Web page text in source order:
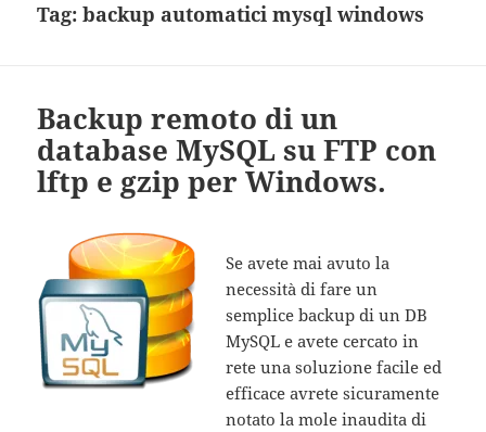
Tag:backup automatici mysql windows
Backup remoto di un
database MySQL su FTP con
lftp e gzip per Windows.
Se avete mai avuto la
necessità di fare un
semplice backup di un DB
MySQL e avete cercato in
rete una soluzione facile ed
efficace avrete sicuramente
notato la mole inaudita di